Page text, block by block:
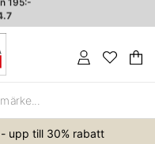
.
upp till 30% rabatt